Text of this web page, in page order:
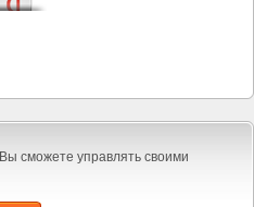
Вы сможете управлять своими